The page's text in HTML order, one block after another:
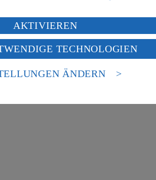
Daten in den USA durch Facebook und
willigst du im Sinne des Art. 49 Abs. 1 Satz 1 lit.
werden. Der EuGH sieht die USA als
nicht angemessenen Datenschutzniveau an. Es
Behörden.
AKTIVIEREN
TECHNOLOGIEN
ÄNDERN